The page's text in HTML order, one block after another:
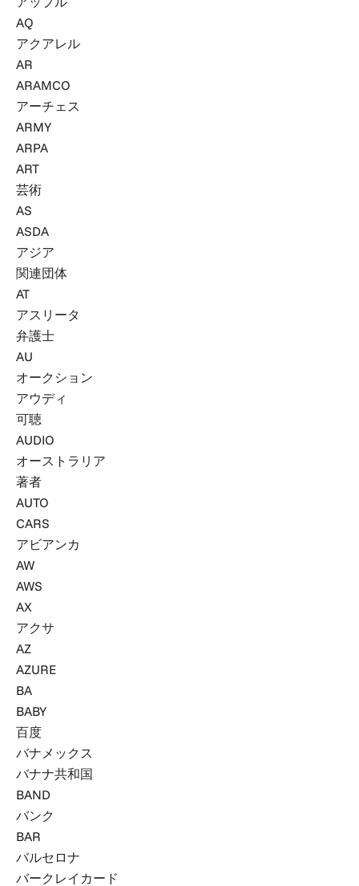
AQ
アクアレル
AR
ARAMCO
アーチェス
ARMY
ARPA
ART
芸術
AS
ASDA
アジア
関連団体
AT
アスリータ
弁護士
AU
オークション
アウディ
可聴
AUDIO
オーストラリア
著者
AUTO
CARS
アビアンカ
AW
AWS
AX
アクサ
AZ
AZURE
BA
BABY
百度
バナメックス
バナナ共和国
BAND
バンク
BAR
バルセロナ
バークレイカード